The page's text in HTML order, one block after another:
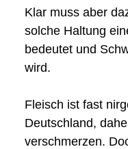
Klar muss aber
solche Haltung
bedeutet und
wird.
Fleisch ist fast
Deutschland,
verschmerzen.